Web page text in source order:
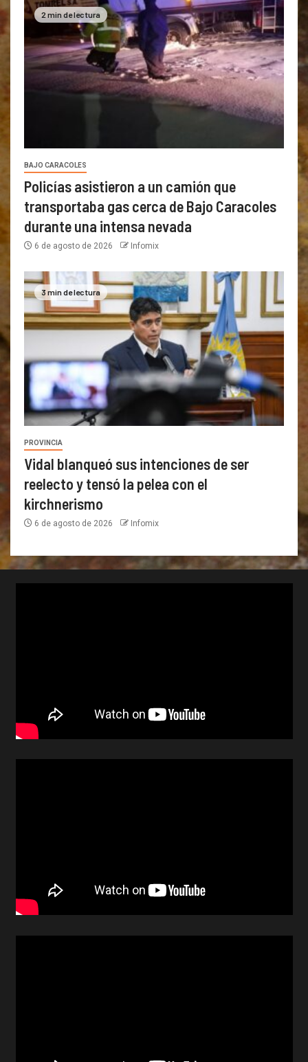
2 min de lectura
BAJO CARACOLES
Policías asistieron a un camión que
transportaba gas cerca de Bajo Caracoles
durante una intensa nevada
6 de agosto de 2026 Infomix
3 min de lectura
PROVINCIA
Vidal blanqueó sus intenciones de ser
reelecto y tensó la pelea con el
kirchnerismo
6 de agosto de 2026 Infomix